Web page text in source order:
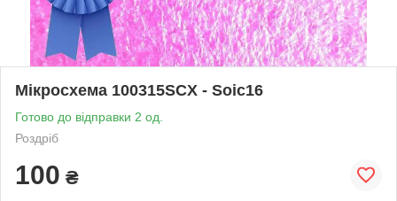
Мікросхема 100315SCX - Soic16
Готово до відправки 2 од.
Роздріб
100 ₴